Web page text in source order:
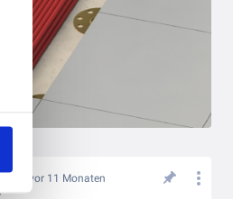
vor 11 Monaten